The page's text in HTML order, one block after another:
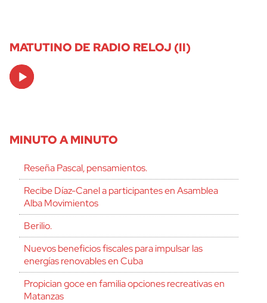
MATUTINO DE RADIO RELOJ (II)
Audio
Player
MINUTO A MINUTO
Reseña Pascal, pensamientos.
Recibe Díaz-Canel a participantes en Asamblea
Alba Movimientos
Berilio.
Nuevos beneficios fiscales para impulsar las
energías renovables en Cuba
Propician goce en familia opciones recreativas en
Matanzas